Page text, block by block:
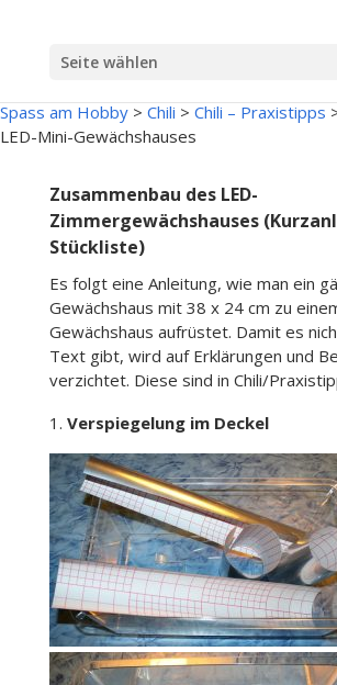
Seite wählen
Spass am Hobby > Chili > Chili – Praxistipps
LED-Mini-Gewächshauses
Zusammenbau des LED-
Zimmergewächshauses
Stückliste)
Es folgt eine Anleitung, wie man ein
Gewächshaus mit 38 x 24 cm zu
Gewächshaus aufrüstet. Damit es
Text gibt, wird auf Erklärungen und
verzichtet. Diese sind in Chili/
Verspiegelung im Deckel